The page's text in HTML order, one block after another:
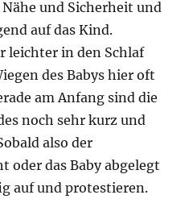
und Sicherheit und
auf das Kind.
leichter in den Schlaf
des Babys hier oft
am Anfang sind die
noch sehr kurz und
also der
oder das Baby abgelegt
auf und protestieren.